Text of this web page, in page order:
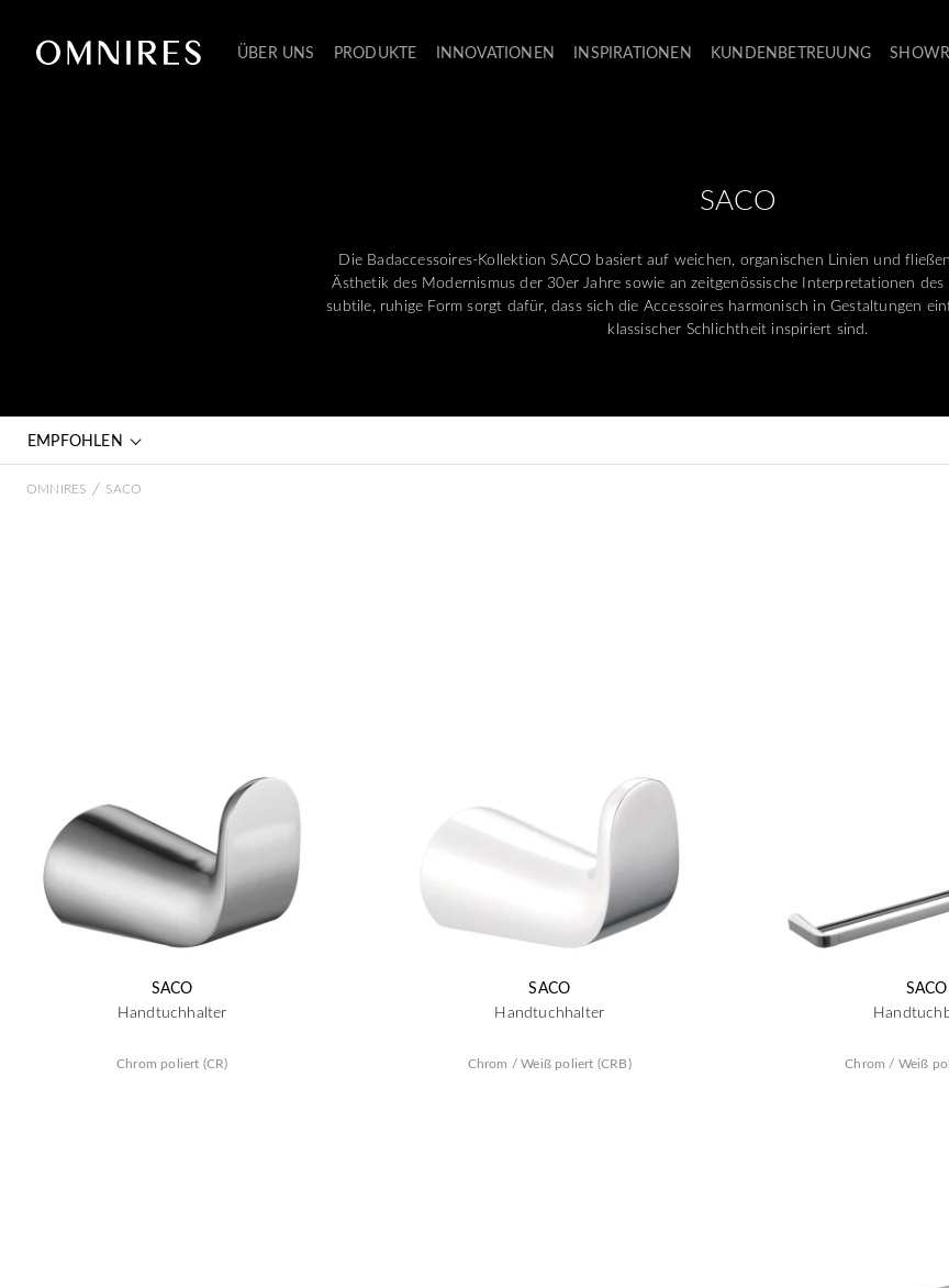
ÜBER UNS PRODUKTE INNOVATIONEN INSPIRATIONEN KUNDENBETREUUNG
SACO
Die Badaccessoires-Kollektion SACO basiert auf weichen, organischen Linien und
Ästhetik des Modernismus der 30er Jahre sowie an zeitgenössische Interpretationen
subtile, ruhige Form sorgt dafür, dass sich die Accessoires harmonisch in Gestaltungen
klassischer Schlichtheit inspiriert sind.
EMPFOHLEN
OMNIRES / SACO
SACO
Handtuchhalter
Chrom poliert (CR)
SACO
Handtuchhalter
Chrom / Weiß poliert (CRB)
SACO
Chrom / Weiß